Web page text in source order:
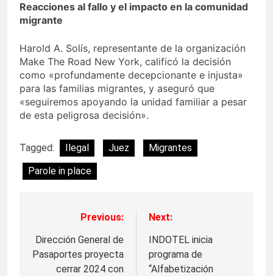
Reacciones al fallo y el impacto en la comunidad
migrante
Harold A. Solís, representante de la organización
Make The Road New York, calificó la decisión
como «profundamente decepcionante e injusta»
para las familias migrantes, y aseguró que
«seguiremos apoyando la unidad familiar a pesar
de esta peligrosa decisión».
Tagged: Ilegal Juez
Migrantes
Parole in place
Navegación
de
entradas
Previous:
Dirección General de
Pasaportes proyecta
cerrar 2024 con
Next:
INDOTEL inicia
programa de
“Alfabetización